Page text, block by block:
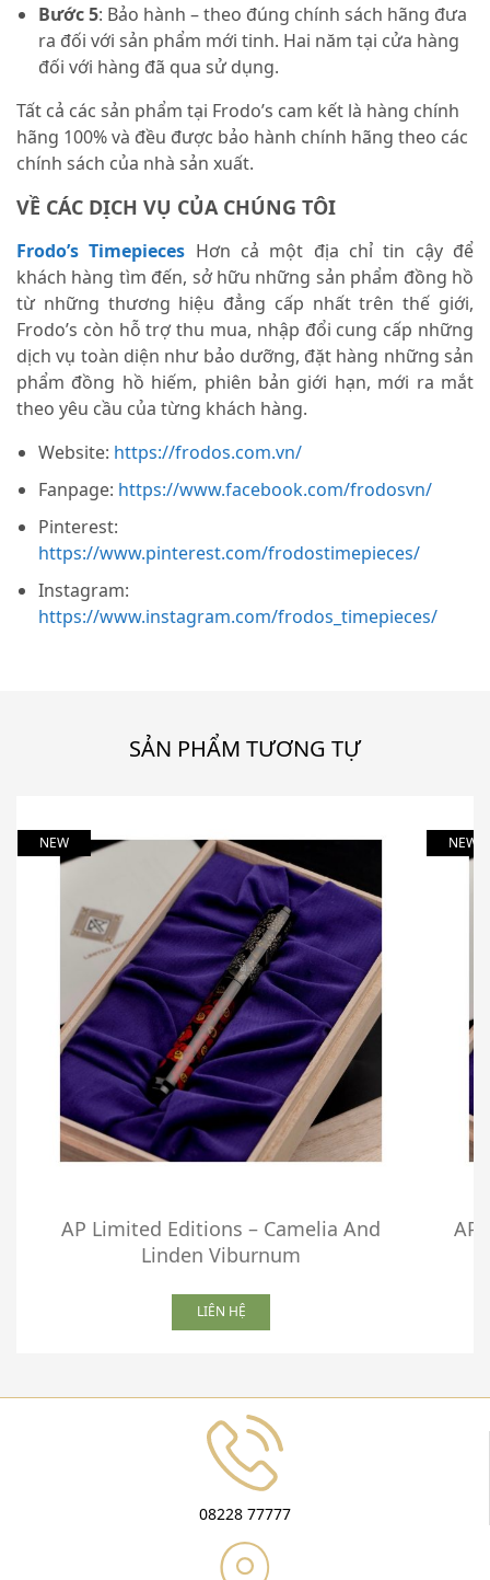
Bước 5: Bảo hành – theo đúng chính sách hãng đưa
ra đối với sản phẩm mới tinh. Hai năm tại cửa hàng
đối với hàng đã qua sử dụng.
Tất cả các sản phẩm tại Frodo’s cam kết là hàng chính
hãng 100% và đều được bảo hành chính hãng theo các
chính sách của nhà sản xuất.
VỀ CÁC DỊCH VỤ CỦA CHÚNG TÔI
Frodo’s Timepieces Hơn cả một địa chỉ tin cậy để
khách hàng tìm đến, sở hữu những sản phẩm đồng hồ
từ những thương hiệu đẳng cấp nhất trên thế giới,
Frodo’s còn hỗ trợ thu mua, nhập đổi cung cấp những
dịch vụ toàn diện như bảo dưỡng, đặt hàng những sản
phẩm đồng hồ hiếm, phiên bản giới hạn, mới ra mắt
theo yêu cầu của từng khách hàng.
Website: https://frodos.com.vn/
Fanpage: https://www.facebook.com/frodosvn/
Pinterest:
https://www.pinterest.com/frodostimepieces/
Instagram:
https://www.instagram.com/frodos_timepieces/
SẢN PHẨM TƯƠNG TỰ
NEW
AP Limited Editions – Camelia And
Linden Viburnum
LIÊN HỆ
NEW
AP
08228 77777